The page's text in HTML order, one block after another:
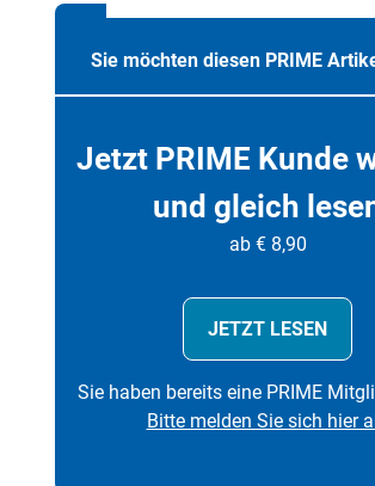
Sie möchten diesen PRIME
Jetzt PRIME Kunde
und gleich
ab € 8,90
JETZT LESEN
Sie haben bereits eine PRIME
Bitte melden Sie sich hier